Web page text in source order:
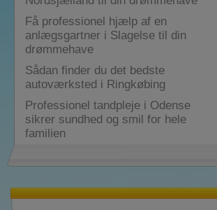
Få professionel hjælp af en
anlægsgartner i Slagelse til din
drømmehave
Sådan finder du det bedste
autoværksted i Ringkøbing
Professionel tandpleje i Odense
sikrer sundhed og smil for hele
familien